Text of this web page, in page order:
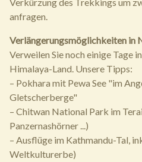
anfragen.
Verlängerungsmöglichkeiten in
Verweilen Sie noch einige Tage
Himalaya-Land. Unsere Tipps:
– Pokhara mit Pewa See "im
Gletscherberge"
– Chitwan National Park im
Panzernashörner ...)
– Ausflüge im Kathmandu-Tal,
Weltkulturerbe)